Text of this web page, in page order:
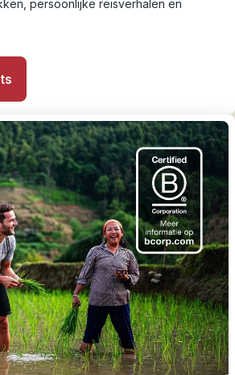
persoonlijke reisverhalen en